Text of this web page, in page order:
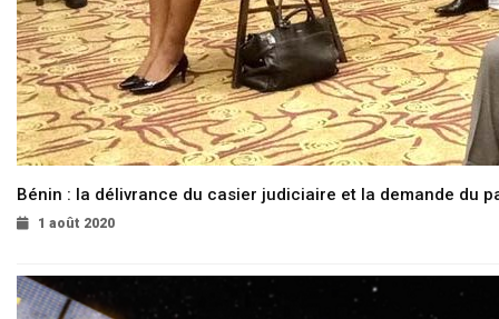
Bénin : la délivrance du casier judiciaire et la demande du
1 août 2020